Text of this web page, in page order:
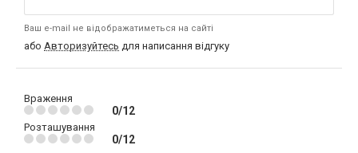
Ваш e-mail не відображатиметься на сайті
або Авторизуйтесь для написання відгуку
Враження
0/12
Розташування
0/12